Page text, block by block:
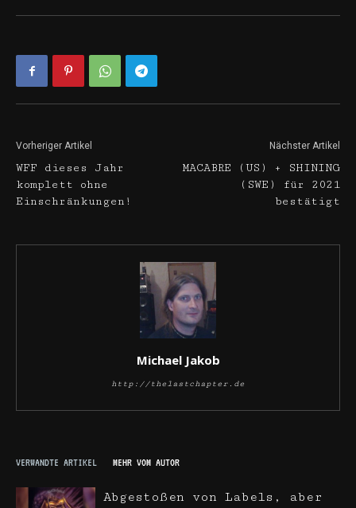
Vorheriger Artikel
WFF dieses Jahr
komplett ohne
Einschränkungen!
Nächster Artikel
MACABRE (US) + SHINING
(SWE) für 2021
bestätigt
Michael Jakob
http://thelastchapter.de
VERWANDTE ARTIKEL MEHR VOM AUTOR
Abgestoßen von Labels, aber